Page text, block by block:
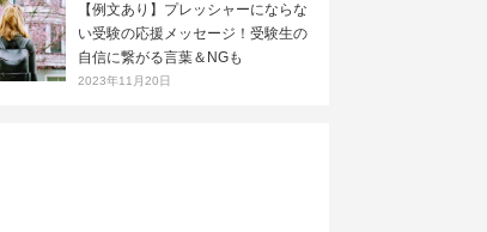
【例文あり】プレッシャーにならな
い受験の応援メッセージ！受験生の
自信に繋がる言葉＆NGも
2023年11月20日